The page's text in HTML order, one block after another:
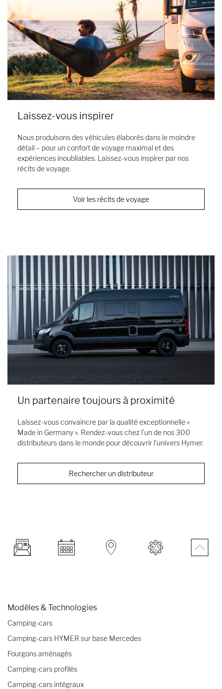
Laissez-vous inspirer
Nous produisons des véhicules élaborés dans le moindre
détail – pour un confort de voyage maximal et des
expériences inoubliables. Laissez-vous inspirer par nos
récits de voyage.
Voir les récits de voyage
Un partenaire toujours à proximité
Laissez-vous convaincre par la qualité exceptionnelle «
Made in Germany ». Rendez-vous chez l’un de nos 300
distributeurs dans le monde pour découvrir l'univers Hymer.
Rechercher un distributeur
Modèles & Technologies
Camping-cars
Camping-cars HYMER sur base Mercedes
Fourgons aménagés
Camping-cars profilés
Camping-cars intégraux